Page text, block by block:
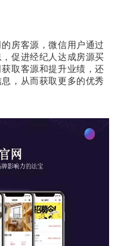
房客源，微信用户通过
促进经纪人达成房源买
取客源和提升业绩，还
，从而获取更多的优秀